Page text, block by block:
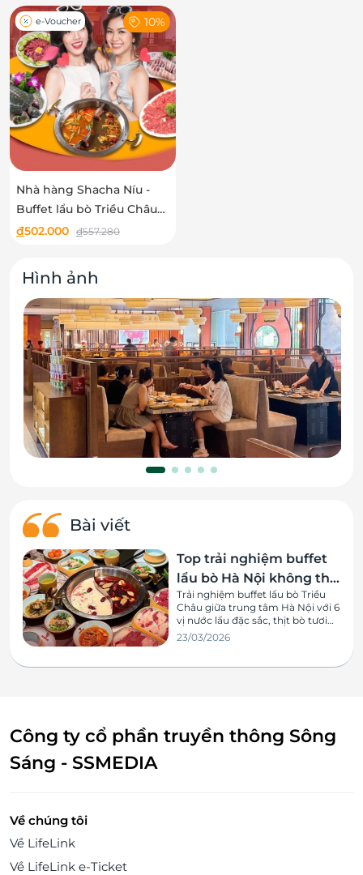
e-Voucher 10%
Nhà hàng Shacha Níu -
Buffet lẩu bò Triều Châu
menu 516K
đ502.000 đ557.280
Hình ảnh
Bài viết
Top trải nghiệm buffet
lẩu bò Hà Nội không thể
bỏ lỡ cho tín đồ ẩm thực
Trải nghiệm buffet lẩu bò Triều
Châu giữa trung tâm Hà Nội với 6
vị nước lẩu đặc sắc, thịt bò tươi
thái tay chuẩn vị cùng không
23/03/2026
Công ty cổ phần truyền thông Sông
Sáng - SSMEDIA
Về chúng tôi
Về LifeLink
Về LifeLink e-Ticket